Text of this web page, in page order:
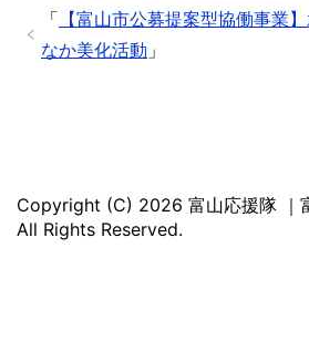
「 【富山市公募提案型協働事業
なか美化活動 」
Copyright (C) 2026 富山応援隊 ｜
All Rights Reserved.